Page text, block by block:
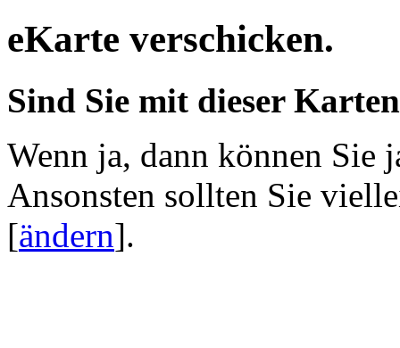
eKarte verschicken.
Sind Sie mit dieser
Wenn ja, dann können Sie
Ansonsten sollten Sie
[ändern].